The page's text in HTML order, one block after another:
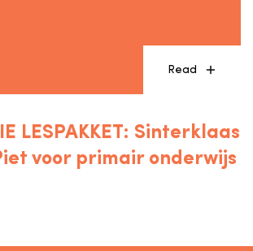
Read
LESPAKKET: Sinterklaas
voor primair onderwijs